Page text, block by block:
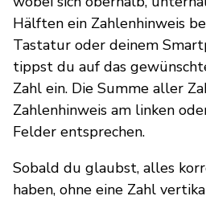
Hälften ein Zahlenhinweis
Tastatur oder deinem
tippst du auf das
Zahl ein. Die Summe aller
Zahlenhinweis am linken
Felder entsprechen.
Sobald du glaubst, alles
haben, ohne eine Zahl